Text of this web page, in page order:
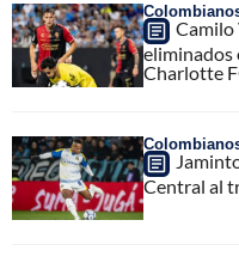
Camilo
eliminados
Charlotte
Central al